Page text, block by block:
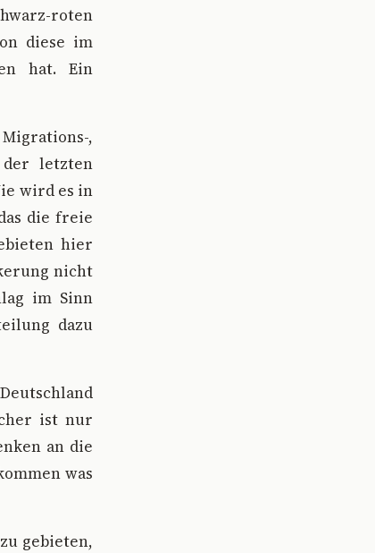
roten
diese im
hat. Ein
,
der letzten
wird es in
die freie
hier
nicht
im Sinn
dazu
ist nur
an die
was
gebieten,